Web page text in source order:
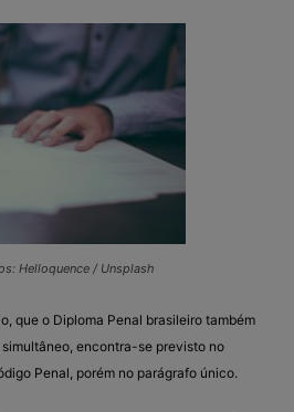
Helloquence / Unsplash
que o Diploma Penal brasileiro também
encontra-se previsto no
Penal, porém no parágrafo único.